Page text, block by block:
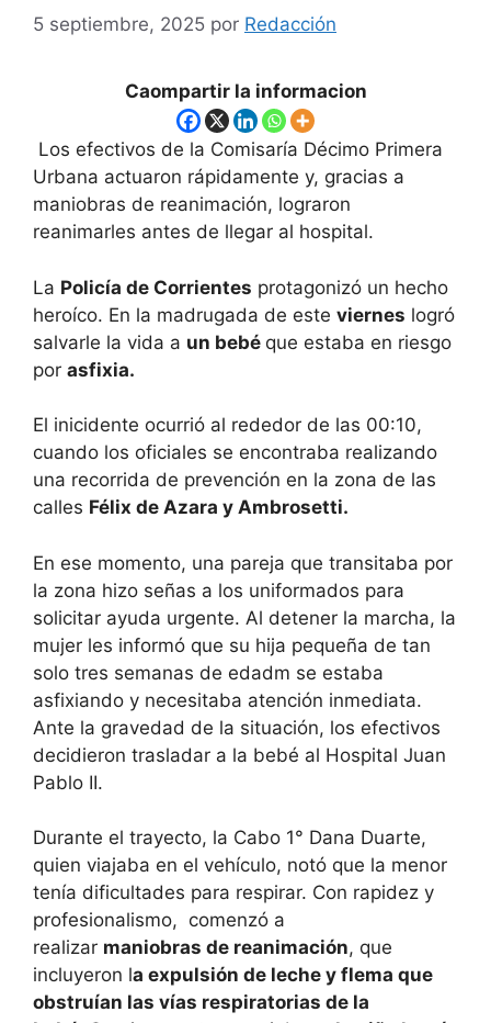
5 septiembre, 2025 por Redacción
Caompartir la informacion
Los efectivos de la Comisaría Décimo Primera
Urbana actuaron rápidamente y, gracias a
maniobras de reanimación, lograron
reanimarles antes de llegar al hospital.
La Policía de Corrientes protagonizó un hecho
heroíco. En la madrugada de este viernes logró
salvarle la vida a un bebé que estaba en riesgo
por asfixia.
El inicidente ocurrió al rededor de las 00:10,
cuando los oficiales se encontraba realizando
una recorrida de prevención en la zona de las
calles Félix de Azara y Ambrosetti.
En ese momento, una pareja que transitaba por
la zona hizo señas a los uniformados para
solicitar ayuda urgente. Al detener la marcha, la
mujer les informó que su hija pequeña de tan
solo tres semanas de edadm se estaba
asfixiando y necesitaba atención inmediata.
Ante la gravedad de la situación, los efectivos
decidieron trasladar a la bebé al Hospital Juan
Pablo II.
Durante el trayecto, la Cabo 1° Dana Duarte,
quien viajaba en el vehículo, notó que la menor
tenía dificultades para respirar. Con rapidez y
profesionalismo, comenzó a
realizar maniobras de reanimación, que
incluyeron la expulsión de leche y flema que
obstruían las vías respiratorias de la